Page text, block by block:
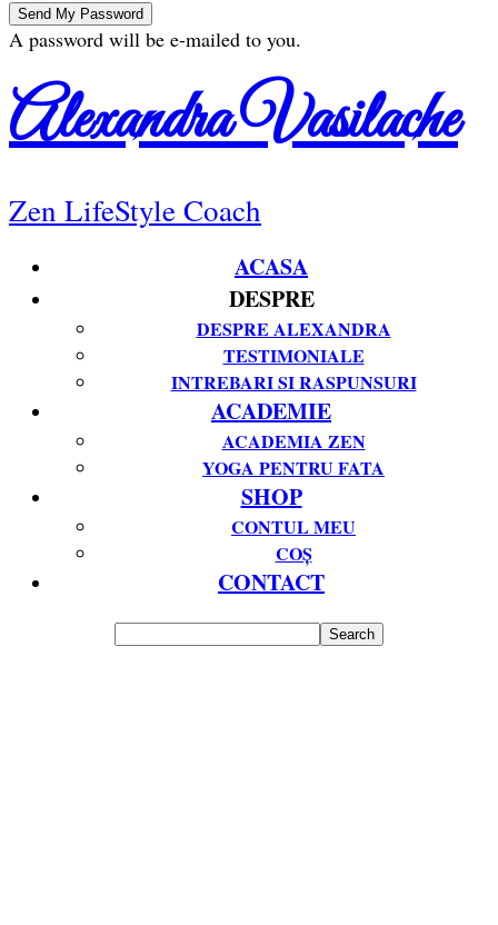
A password will be e-mailed to you.
Alexandra Vasilache
Zen LifeStyle Coach
ACASA
DESPRE
DESPRE ALEXANDRA
TESTIMONIALE
INTREBARI SI RASPUNSURI
ACADEMIE
ACADEMIA ZEN
YOGA PENTRU FATA
SHOP
CONTUL MEU
COȘ
CONTACT